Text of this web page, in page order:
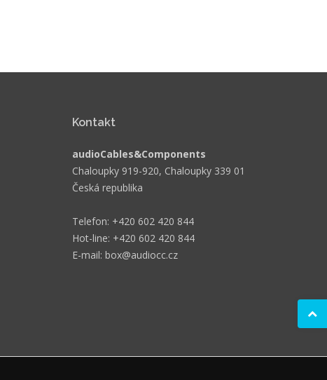
Kontakt
audioCables&Components
Chaloupky 919-920, Chaloupky 339 01
Česká republika
Telefon: +420 602 420 844
Hot-line: +420 602 420 844
E-mail: box@audiocc.cz